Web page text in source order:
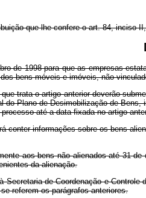
que lhe confere o art. 84, inciso II,
de 1998 para que as empresas
bens móveis e imóveis, não
trata o artigo anterior deverão
Plano de Desimobilização de
até a data fixada no artigo
conter informações sobre os bens
aos bens não alienados até 31 de
da alienação.
de Coordenação e Controle
referem os parágrafos anteriores.